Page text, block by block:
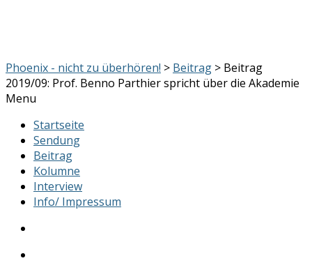
Phoenix - nicht zu überhören! > Beitrag > Beitrag
2019/09: Prof. Benno Parthier spricht über die Akademie
Menu
Startseite
Sendung
Beitrag
Kolumne
Interview
Info/ Impressum